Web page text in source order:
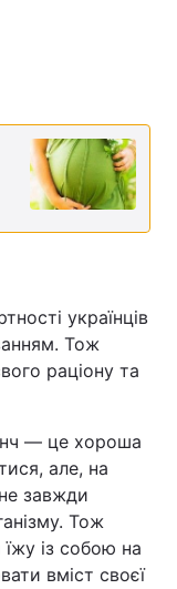
українців
Тож
раціону та
— це хороша
але, на
завжди
Тож
із собою на
вміст своєї